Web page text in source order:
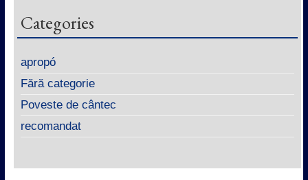
Categories
apropó
Fără categorie
Poveste de cântec
recomandat